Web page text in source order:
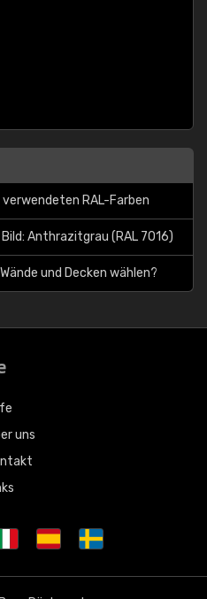
RAL-Farben
Anthrazitgrau (RAL 7016)
und Decken wählen?
uns